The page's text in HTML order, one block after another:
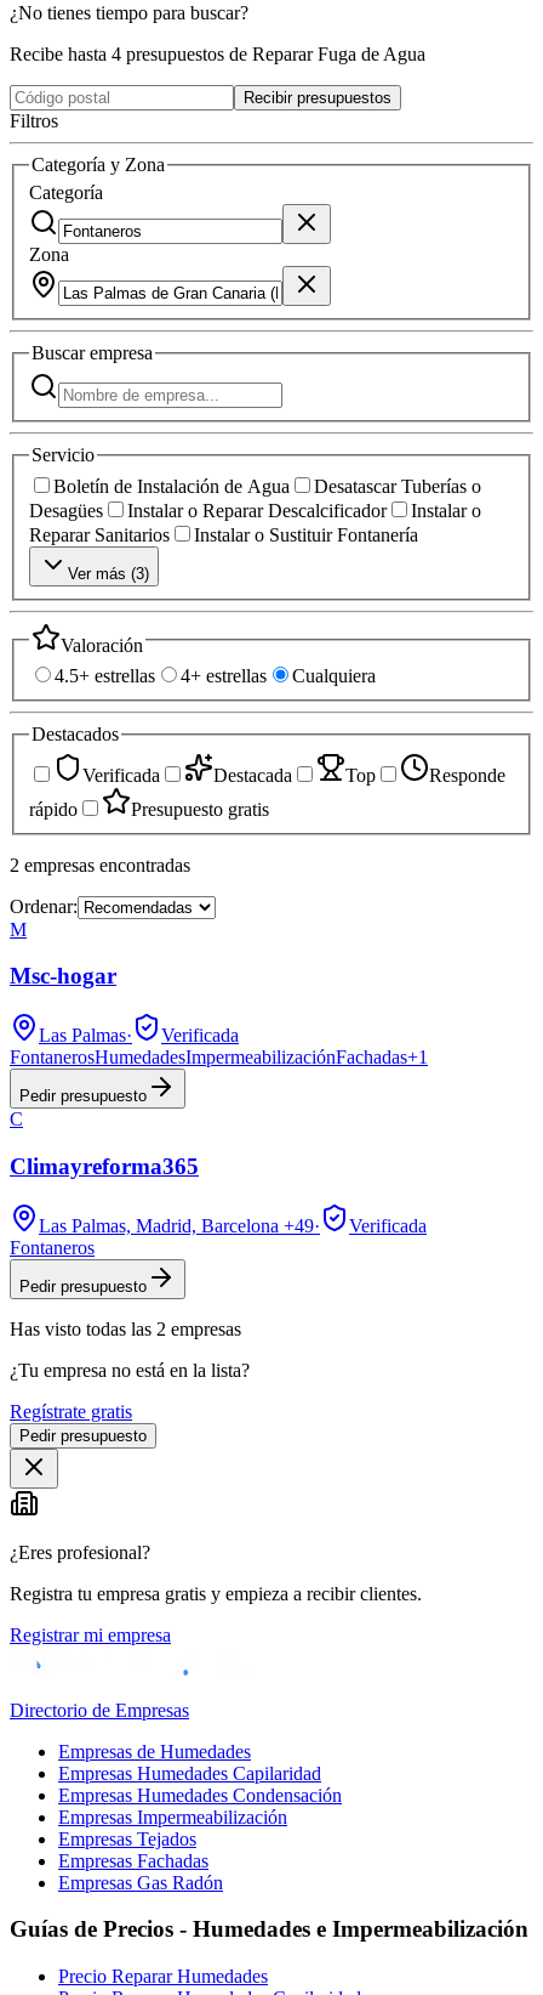
¿No tienes tiempo para buscar?
Recibe hasta 4 presupuestos de Reparar Fuga de Agua
Recibir presupuestos
Filtros
Categoría y Zona
Categoría
Zona
Buscarempresa
Servicio
Boletín de Instalación de Agua
Desatascar Tuberías o
Desagües
Instalar o Reparar Descalcificador
Instalar o
Reparar Sanitarios
Instalar o Sustituir Fontanería
Ver más (3)
Valoración
4.5+ estrellas
4+ estrellas Cualquiera
Destacados
Verificada
Destacada Top
Responde
rápido
Presupuesto gratis
2 empresas encontradas
Ordenar:
M
Msc-hogar
Las Palmas·
Verificada
FontanerosHumedadesImpermeabilizaciónFachadas+1
Pedir presupuesto
C
Climayreforma365
Las Palmas, Madrid, Barcelona +49·
Verificada
Fontaneros
Pedir presupuesto
Has visto todas las 2 empresas
¿Tu empresa no está en la lista?
Regístrate gratis
Pedir presupuesto
¿Eres profesional?
Registra tu empresa gratis y empieza a recibir clientes.
Registrar mi empresa
Directorio de Empresas
Empresas de Humedades
Empresas Humedades Capilaridad
Empresas Humedades Condensación
Empresas Impermeabilización
Empresas Tejados
Empresas Fachadas
Empresas Gas Radón
Guías de Precios - Humedades e Impermeabilización
Precio Reparar Humedades